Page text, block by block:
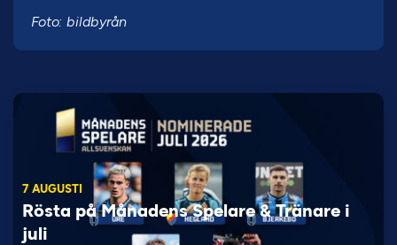
Foto: bildbyrån
7 AUGUSTI
Rösta på Månadens Spelare & Tränare i
juli